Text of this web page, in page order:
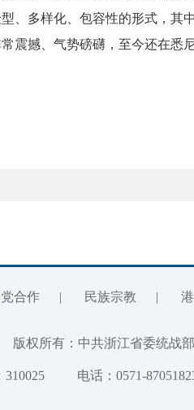
、多样化、包容性的形式，其
震撼、气势磅礴，至今还在悉
合作 | 民族宗教 |
版权所有：中共浙江省委统
310025 电话：0571-